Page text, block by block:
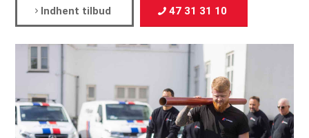
Indhent tilbud 47 31 31 10